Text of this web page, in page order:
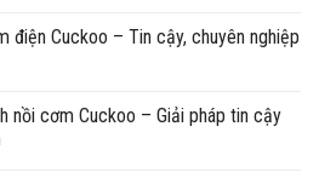
điện Cuckoo – Tin cậy, chuyên nghiệp
nồi cơm Cuckoo – Giải pháp tin cậy